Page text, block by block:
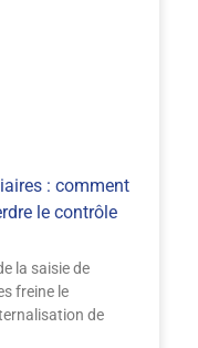
: comment
le contrôle
la saisie de
freine le
de